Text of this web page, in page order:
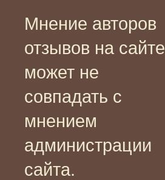
Мнение авторов
отзывов на сайте
может не
совпадать с
мнением
администрации
сайта.